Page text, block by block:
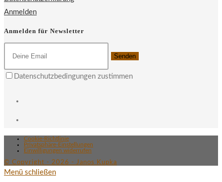
Anmelden
Anmelden für Newsletter
Senden
Datenschutzbedingungen zustimmen
Cookie-Richtlinie
Privatsphäre-Einstellungen
Einwilligungen widerrufen
© Copyright - 2026 - Janos Kupka
Menü schließen